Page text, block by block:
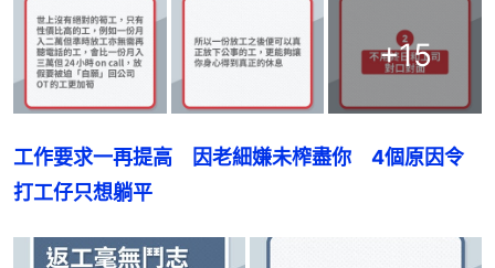
+15
工作要求一再提高　因老細嫌未榨盡你　4個原因令
打工仔只想躺平